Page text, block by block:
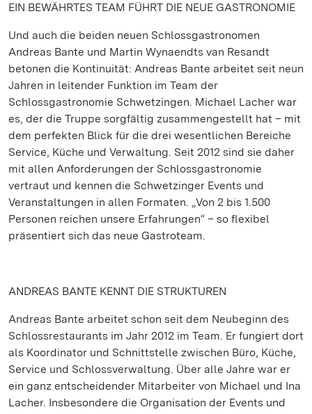
EIN BEWÄHRTES TEAM FÜHRT DIE NEUE GASTRONOMIE
Und auch die beiden neuen Schlossgastronomen
Andreas Bante und Martin Wynaendts van Resandt
betonen die Kontinuität: Andreas Bante arbeitet seit neun
Jahren in leitender Funktion im Team der
Schlossgastronomie Schwetzingen. Michael Lacher war
es, der die Truppe sorgfältig zusammengestellt hat – mit
dem perfekten Blick für die drei wesentlichen Bereiche
Service, Küche und Verwaltung. Seit 2012 sind sie daher
mit allen Anforderungen der Schlossgastronomie
vertraut und kennen die Schwetzinger Events und
Veranstaltungen in allen Formaten. „Von 2 bis 1.500
Personen reichen unsere Erfahrungen“ – so flexibel
präsentiert sich das neue Gastroteam.
ANDREAS BANTE KENNT DIE STRUKTUREN
Andreas Bante arbeitet schon seit dem Neubeginn des
Schlossrestaurants im Jahr 2012 im Team. Er fungiert dort
als Koordinator und Schnittstelle zwischen Büro, Küche,
Service und Schlossverwaltung. Über alle Jahre war er
ein ganz entscheidender Mitarbeiter von Michael und Ina
Lacher. Insbesondere die Organisation der Events und